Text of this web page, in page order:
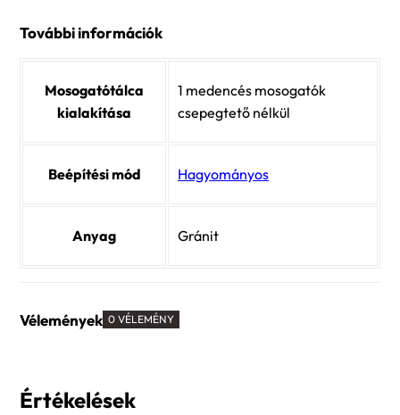
További információk
Mosogatótálca
kialakítása
1 medencés mosogatók
csepegtető nélkül
Beépítési mód Hagyományos
Anyag Gránit
Vélemények 0 VÉLEMÉNY
Értékelések